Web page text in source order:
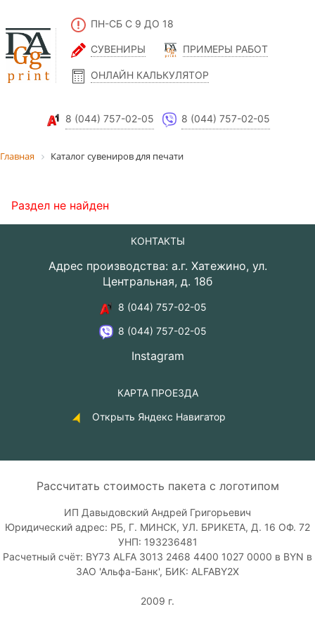
СУВЕНИРЫ ПРИМЕРЫ РАБОТ
ОНЛАЙН КАЛЬКУЛЯТОР
ПН-СБ С 9 ДО 18
8 (044) 757-02-05 8 (044) 757-02-05
Главная Каталог сувениров для печати
Раздел не найден
КОНТАКТЫ
Адрес производства: а.г. Хатежино, ул.
Центральная, д. 18б
8 (044) 757-02-05
8 (044) 757-02-05
Instagram
КАРТА ПРОЕЗДА
Открыть Яндекс Навигатор
Рассчитать стоимость пакета с логотипом
ИП Давыдовский Андрей Григорьевич
Юридический адрес: РБ, Г. МИНСК, УЛ. БРИКЕТА, Д. 16 ОФ. 72
УНП: 193236481
Расчетный счёт: BY73 ALFA 3013 2468 4400 1027 0000 в BYN в
ЗАО 'Альфа-Банк', БИК: ALFABY2X
2009 г.